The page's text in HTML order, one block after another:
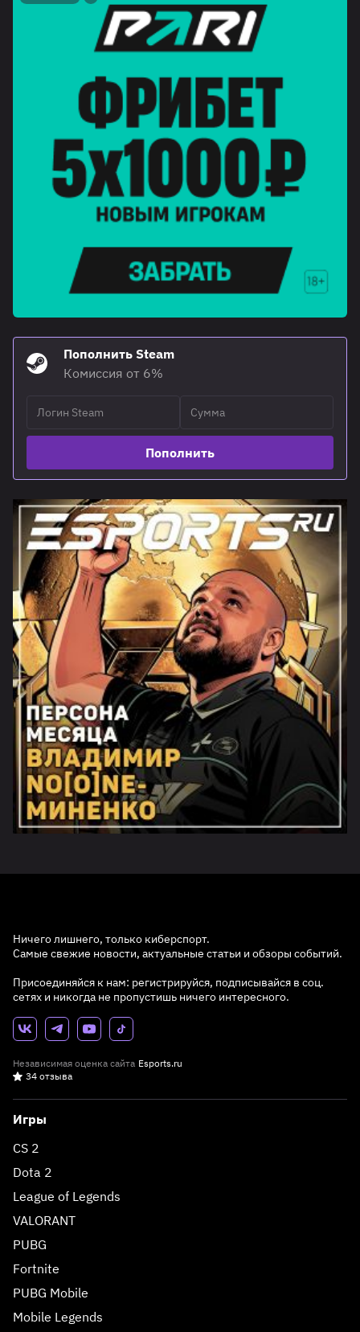
Пополнить Steam
Комиссия от 6%
Пополнить
Ничего лишнего, только киберспорт.
Самые свежие новости, актуальные статьи и обзоры событий.
Присоединяйся к нам: регистрируйся, подписывайся в соц.
сетях и никогда не пропустишь ничего интересного.
Независимая оценка сайта Esports.ru
34 отзыва
Игры
CS 2
Dota 2
League of Legends
VALORANT
PUBG
Fortnite
PUBG Mobile
Mobile Legends